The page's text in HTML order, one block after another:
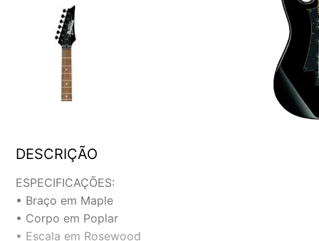
DESCRIÇÃO
ESPECIFICAÇÕES:
• Braço em Maple
• Corpo em Poplar
• Escala em Rosewood